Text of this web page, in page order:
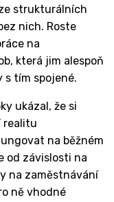
strukturálních
nich. Roste
na
která jim alespoň
s tím spojené.
ukázal, že si
realitu
na běžném
od závislosti na
na zaměstnávání
ně vhodné